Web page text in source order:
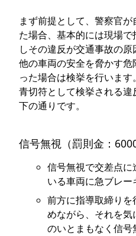
まず前提として、警察官
た場合、基本的には現場
しその違反が交通事故の
他の車両の安全を脅かす
った場合は検挙を行います。
青切符として検挙される
下の通りです。
信号無視（罰則金：6000
信号無視で交差点
いる車両に急ブレー
前方に指導取締り
めながら、それを
のいとまもなく信号